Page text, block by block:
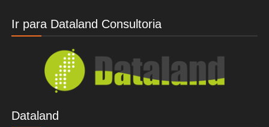
Ir para Dataland Consultoria
Dataland